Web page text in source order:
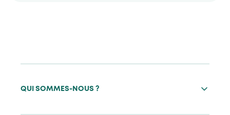
QUI SOMMES-NOUS ?